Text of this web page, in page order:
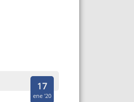
17
ene '20